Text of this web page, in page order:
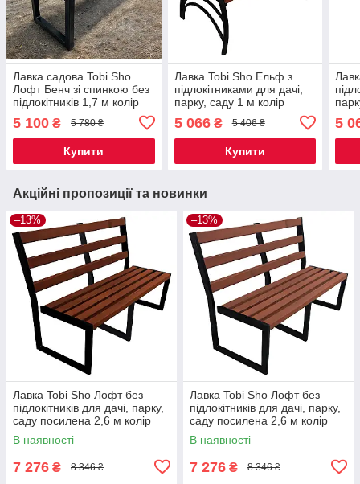
Лавка садова Tobi Sho
Лофт Бенч зі спинкою без
підлокітників 1,7 м колір
5 100 ₴ 5 780 ₴
Купити
Лавка Tobi Sho Ельф з
підлокітниками для дачі,
парку, саду 1 м колір
5 066₴ 5 406 ₴
Купити
5
Акційні пропозиції та новинки
–13%
Лавка Tobi Sho Лофт без
підлокітників для дачі, парку,
саду посилена 2,6 м колір
каштан
В наявності
7 276 ₴ 8 346 ₴
–13%
Лавка Tobi Sho Лофт без
підлокітників для дачі, парку,
саду посилена 2,6 м колір
черешня
В наявності
7 276 ₴ 8 346 ₴